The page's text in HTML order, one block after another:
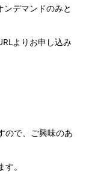
ンデマンドのみと
よりお申し込み
ので、ご興味のあ
。